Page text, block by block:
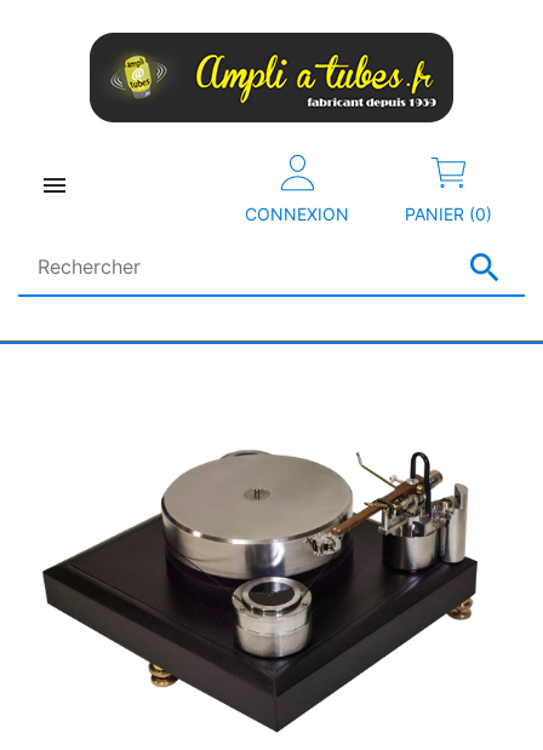


CONNEXION PANIER (0)